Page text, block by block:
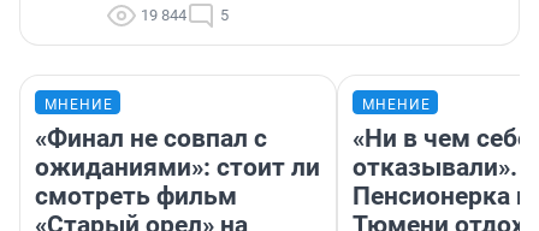
19 844 5
МНЕНИЕ
«Финал не совпал с
ожиданиями»: стоит ли
смотреть фильм
«Старый орел» на
МНЕНИЕ
«Ни в чем себе
отказывали».
Пенсионерка
Тюмени